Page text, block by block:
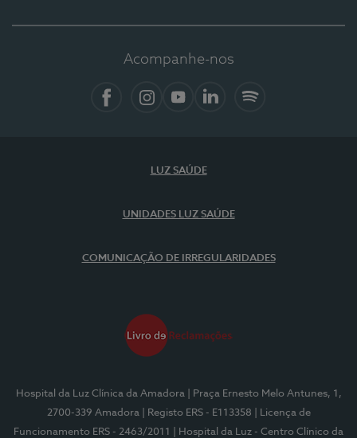
Acompanhe-nos
LUZ SAÚDE
UNIDADES LUZ SAÚDE
COMUNICAÇÃO DE IRREGULARIDADES
Hospital da Luz Clínica da Amadora
| Praça Ernesto Melo Antunes, 1,
2700-339 Amadora
| Registo ERS - E113358
| Licença de
Funcionamento ERS - 2463/2011
| Hospital da Luz - Centro Clínico da